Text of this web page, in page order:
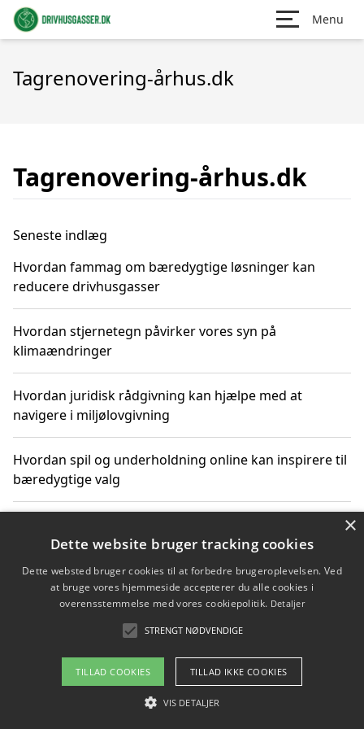
Menu
Tagrenovering-århus.dk
Tagrenovering-århus.dk
Seneste indlæg
Hvordan fammag om bæredygtige løsninger kan
reducere drivhusgasser
Hvordan stjernetegn påvirker vores syn på
klimaændringer
Hvordan juridisk rådgivning kan hjælpe med at
navigere i miljølovgivning
Hvordan spil og underholdning online kan inspirere til
bæredygtige valg
transport og nedbringe CO2-udledning
Copyright 2026 - Pilanto Aps
Om / kontakt
×
Dette website bruger tracking cookies
Dette websted bruger cookies til at forbedre brugeroplevelsen. Ved
at bruge vores hjemmeside accepterer du alle cookies i
overensstemmelse med vores cookiepolitik. Detaljer
STRENGT NØDVENDIGE
TILLAD COOKIES TILLAD IKKE COOKIES
VIS DETALJER